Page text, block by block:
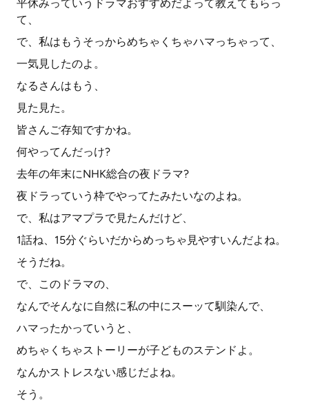
平休みっていうドラマおすすめだよって教えてもらっ
て、
で、私はもうそっからめちゃくちゃハマっちゃって、
一気見したのよ。
なるさんはもう、
見た見た。
皆さんご存知ですかね。
何やってんだっけ?
去年の年末にNHK総合の夜ドラマ?
夜ドラっていう枠でやってたみたいなのよね。
で、私はアマプラで見たんだけど、
1話ね、15分ぐらいだからめっちゃ見やすいんだよね。
そうだね。
で、このドラマの、
なんでそんなに自然に私の中にスーッて馴染んで、
ハマったかっていうと、
めちゃくちゃストーリーが子どものステンドよ。
なんかストレスない感じだよね。
そう。